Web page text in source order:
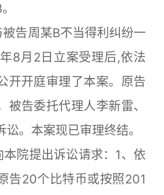
B。
告周某B不当得利纠纷一
8月2日立案受理后,依法
开开庭审理了本案。原告
被告委托代理人李新雷、
。本案现已审理终结。
院提出诉讼请求：1、依
告20个比特币或按照201